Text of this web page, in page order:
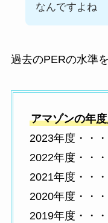
なんですよね
過去のPERの水準
アマゾンの年
2023年度・・
2022年度・・
2021年度・・
2020年度・・
2019年度・・